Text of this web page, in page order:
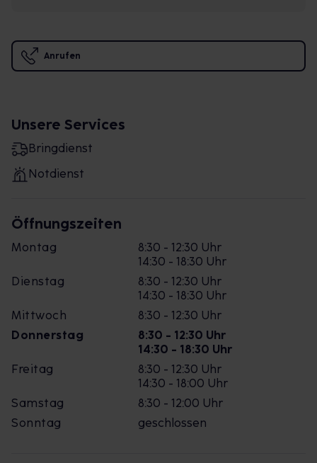
Anrufen
Unsere Services
Bringdienst
Notdienst
Öffnungszeiten
Montag
8:30 - 12:30 Uhr
14:30 - 18:30 Uhr
Dienstag
8:30 - 12:30 Uhr
14:30 - 18:30 Uhr
Mittwoch
8:30 - 12:30 Uhr
Donnerstag
8:30 - 12:30 Uhr
14:30 - 18:30 Uhr
Freitag
8:30 - 12:30 Uhr
14:30 - 18:00 Uhr
Samstag
8:30 - 12:00 Uhr
Sonntag
geschlossen